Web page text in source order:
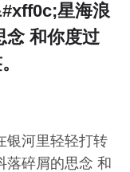
星海浪
念 和你度过
银河里轻轻打转
落碎屑的思念 和